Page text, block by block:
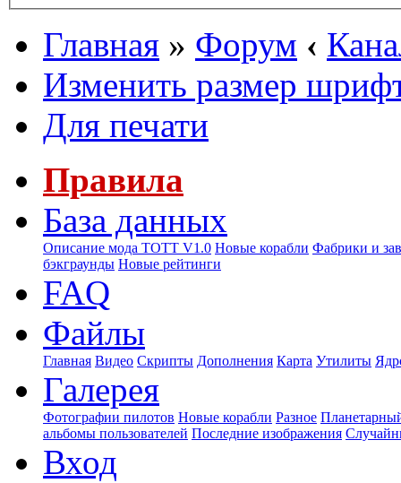
Главная » Форум ‹
Изменить размер
Для печати
Правила
База данных
Описание мода ТОТТ V1.0 Новые корабли Фабрики и
бэкграунды Новые рейтинги
FAQ
Файлы
Главная Видео Скрипты Дополнения Карта Утилиты
Галерея
Фотографии пилотов Новые корабли Разное
альбомы пользователей Последние изображения
Вход